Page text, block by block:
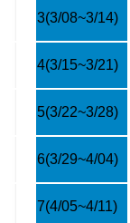
3(3/08~3/14)
4(3/15~3/21)
5(3/22~3/28)
6(3/29~4/04)
7(4/05~4/11)